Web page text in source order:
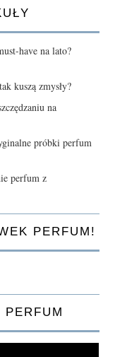
have na lato?
kuszą zmysły?
na
próbki perfum
perfum z
PERFUM!